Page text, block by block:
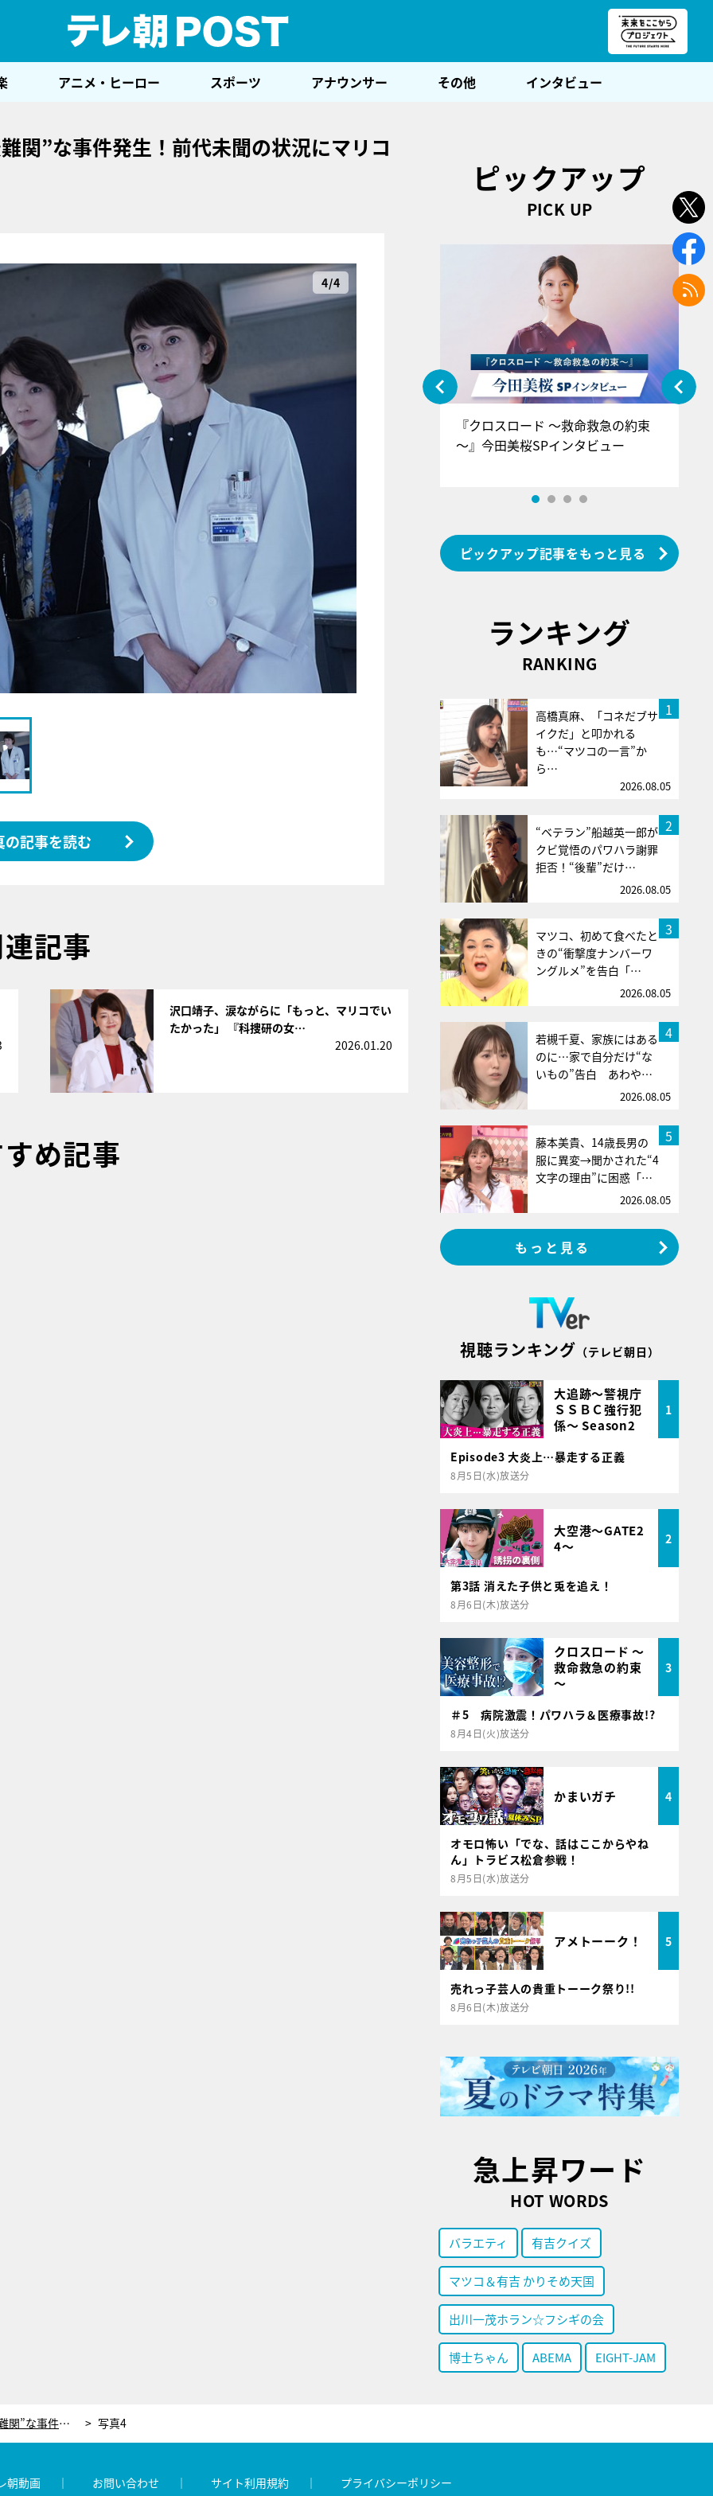
アニメ・ヒーロー スポーツ アナウンサー その他 インタビュー
関”な事件発生！前代未聞の状況にマリコ
4/4
の記事を読む
記事
沢口靖子、涙ながらに「もっと、マリコでい
たかった」 『科捜研の女…
2026.01.20
め記事
ピックアップ
PICK UP
『アイ＝ラブ！げーみんぐ』＝LOV
E齋藤樹愛羅＆佐々木舞香SPインタ
ビュー
『クロスロード ～救命救急の約束
～』今田美桜SPインタビュー
ピックアップ記事をもっと見る
ランキング
RANKING
1
高橋真麻、「コネだブサ
イクだ」と叩かれる
も…“マツコの一言”か
ら…
2026.08.05
2
“ベテラン”船越英一郎が
クビ覚悟のパワハラ謝罪
拒否！“後輩”だけ…
2026.08.05
3
マツコ、初めて食べたと
きの“衝撃度ナンバーワ
ングルメ”を告白「…
2026.08.05
4
若槻千夏、家族にはある
のに…家で自分だけ“な
いもの”告白 あわや…
2026.08.05
5
藤本美貴、14歳長男の
服に異変→聞かされた“4
文字の理由”に困惑「…
2026.08.05
もっと見る
視聴ランキング （テレビ朝日）
大追跡～警視庁
ＳＳＢＣ強行犯
係～ Season2
1
Episode3 大炎上…暴走する正義
8月5日(水)放送分
大空港～GATE2
4～
2
第3話 消えた子供と兎を追え！
8月6日(木)放送分
クロスロード ～
救命救急の約束
～
3
＃5 病院激震！パワハラ＆医療事故!?
8月4日(火)放送分
かまいガチ 4
オモロ怖い「でな、話はここからやね
ん」トラビス松倉参戦！
8月5日(水)放送分
アメトーーク！ 5
売れっ子芸人の貴重トーーク祭り!!
8月6日(木)放送分
急上昇ワード
HOT WORDS
バラエティ 有吉クイズ
マツコ＆有吉 かりそめ天国
出川一茂ホラン☆フシギの会
博士ちゃん ABEMA EIGHT-JAM
『科捜研の女』シリーズ史上“最難関”な事件発生！前代未聞の状況にマリコは… 写真4
朝動画 お問い合わせ サイト利用規約 プライバシーポリシー